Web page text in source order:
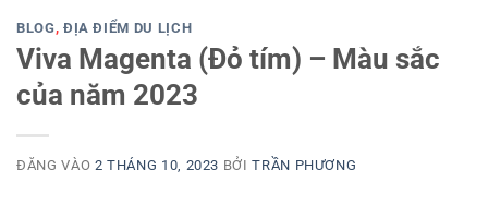
BLOG, ĐỊA ĐIỂM DU LỊCH
Viva Magenta (Đỏ tím) – Màu sắc
của năm 2023
ĐĂNG VÀO 2 THÁNG 10, 2023 BỞITRẦN PHƯƠNG